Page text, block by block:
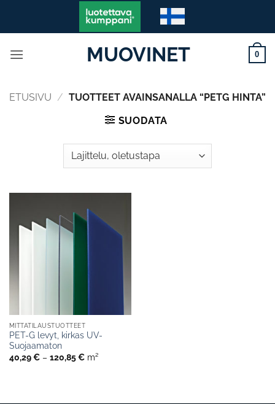
MUOVINET 0
ETUSIVU / TUOTTEET AVAINSANALLA “PETG HINTA”
SUODATA
MITTATILAUSTUOTTEET
PET-G levyt, kirkas UV-
Suojaamaton
40,29€ – 120,85€Hintaluokka:
m²